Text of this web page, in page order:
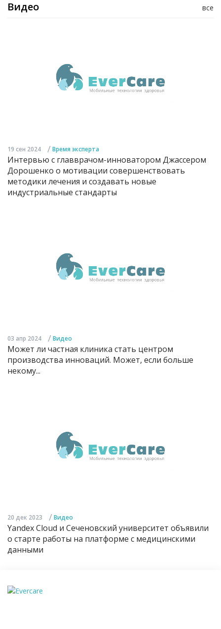
все
Видео
19 сен 2024 / Время эксперта
Интервью с главврачом-инноватором Джассером
Дорошенко о мотивации совершенствовать
методики лечения и создавать новые
индустриальные стандарты
03 апр 2024 / Видео
Может ли частная клиника стать центром
производства инноваций. Может, если больше
некому...
20 дек 2023 / Видео
Yandex Cloud и Сеченовский университет объявили
о старте работы на платформе с медицинскими
данными